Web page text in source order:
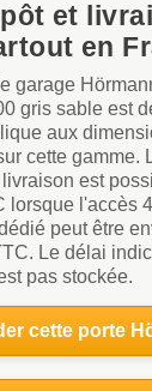
et
en
garage
gris sable est
aux
cette gamme.
est
lorsque l'accès
peut être
Le délai
pas stockée.
cette porte